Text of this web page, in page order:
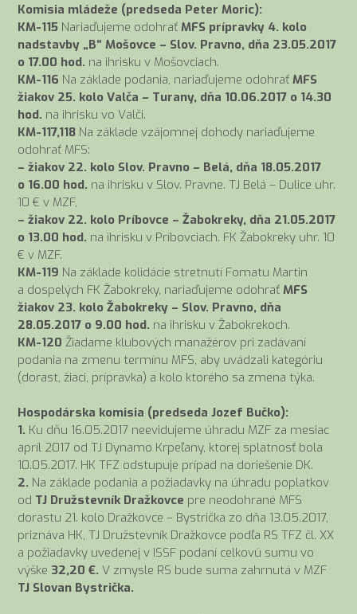
Komisia mládeže (predseda Peter Moric):
KM-115 Nariaďujeme odohrať MFS prípravky 4. kolo
nadstavby „B“ Mošovce – Slov. Pravno, dňa 23.05.2017
o 17.00 hod. na ihrisku v Mošovciach.
KM-116 Na základe podania, nariaďujeme odohrať MFS
žiakov 25. kolo Valča – Turany, dňa 10.06.2017 o 14.30
hod. na ihrisku vo Valči.
KM-117,118 Na základe vzájomnej dohody nariaďujeme
odohrať MFS:
– žiakov 22. kolo Slov. Pravno – Belá, dňa 18.05.2017
o 16.00 hod. na ihrisku v Slov. Pravne. TJ Belá – Dulice uhr.
10 € v MZF,
– žiakov 22. kolo Príbovce – Žabokreky, dňa 21.05.2017
o 13.00 hod. na ihrisku v Príbovciach. FK Žabokreky uhr. 10
€ v MZF.
KM-119 Na základe kolidácie stretnutí Fomatu Martin
a dospelých FK Žabokreky, nariaďujeme odohrať MFS
žiakov 23. kolo Žabokreky – Slov. Pravno, dňa
28.05.2017 o 9.00 hod. na ihrisku v Žabokrekoch.
KM-120 Žiadame klubových manažérov pri zadávaní
podania na zmenu termínu MFS, aby uvádzali kategóriu
(dorast, žiaci, prípravka) a kolo ktorého sa zmena týka.
Hospodárska komisia (predseda Jozef Bučko):
1. Ku dňu 16.05.2017 neevidujeme úhradu MZF za mesiac
apríl 2017 od TJ Dynamo Krpeľany, ktorej splatnosť bola
10.05.2017. HK TFZ odstupuje prípad na doriešenie DK.
2. Na základe podania a požiadavky na úhradu poplatkov
od TJ Družstevník Dražkovce pre neodohrané MFS
dorastu 21. kolo Dražkovce – Bystrička zo dňa 13.05.2017,
priznáva HK, TJ Družstevník Dražkovce podľa RS TFZ čl. XX
a požiadavky uvedenej v ISSF podaní celkovú sumu vo
výške 32,20 €. V zmysle RS bude suma zahrnutá v MZF
TJ Slovan Bystrička.